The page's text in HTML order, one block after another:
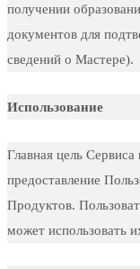
получении
документов для
сведений о Мастере).
Использование
Главная цель
предоставление
Продуктов.
может использовать